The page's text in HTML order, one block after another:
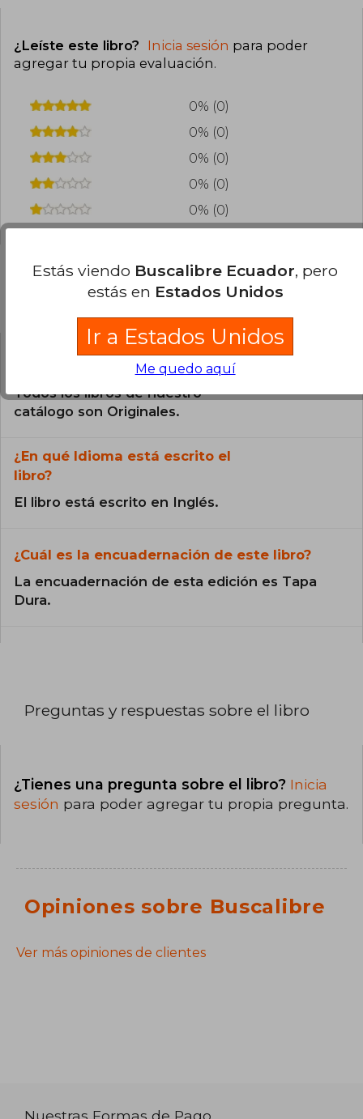
¿Leíste este libro? Inicia sesión para poder
agregar tu propia evaluación.
0% (0)
0% (0)
0% (0)
0% (0)
0% (0)
¿El libro es original?
Todos los libros de nuestro
catálogo son Originales.
¿En qué Idioma está escrito el
libro?
El libro está escrito en Inglés.
¿Cuál es la encuadernación de este libro?
La encuadernación de esta edición es Tapa
Dura.
Preguntas y respuestas sobre el libro
¿Tienes una pregunta sobre el libro? Inicia
sesión para poder agregar tu propia pregunta.
Opiniones sobre Buscalibre
Ver más opiniones de clientes
Nuestras Formas de Pago
Estás viendo Buscalibre Ecuador, pero
estás en Estados Unidos
Ir a Estados Unidos
Me quedo aquí